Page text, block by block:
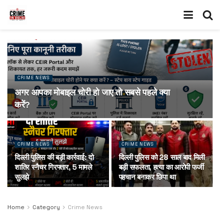
CRIME NEWS
अगर आपका मोबाइल चोरी हो जाए तो सबसे पहले क्या
करें?
CRIME NEWS
दिल्ली पुलिस की बड़ी कार्रवाई: दो
शातिर स्नैचर गिरफ्तार, 5 मामले
सुलझे
CRIME NEWS
दिल्ली पुलिस को 28 साल बाद मिली
बड़ी सफलता, हत्या का आरोपी फर्जी
पहचान बनाकर छिपा था
Home Category Crime News